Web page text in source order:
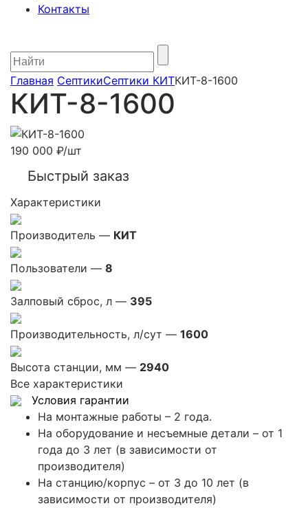
Контакты
Главная СептикиСептики КИТКИТ-8-1600
КИТ-8-1600
190 000 ₽/шт
Быстрый заказ
Характеристики
Производитель — КИТ
Пользователи — 8
Залповый сброс, л — 395
Производительность, л/сут — 1600
Высота станции, мм — 2940
Все характеристики
Условия гарантии
На монтажные работы – 2 года.
На оборудование и несъемные детали – от 1
года до 3 лет (в зависимости от
производителя)
На станцию/корпус – от 3 до 10 лет (в
зависимости от производителя)